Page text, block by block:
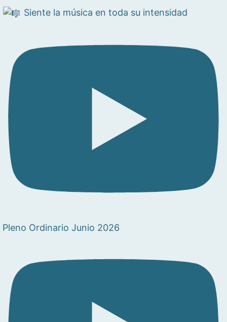
Siente la música en toda su intensidad
Pleno Ordinario Junio 2026